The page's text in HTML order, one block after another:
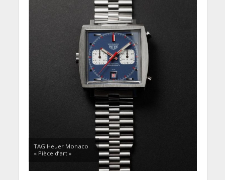
TAG Heuer Monaco
« Pièce d’art »